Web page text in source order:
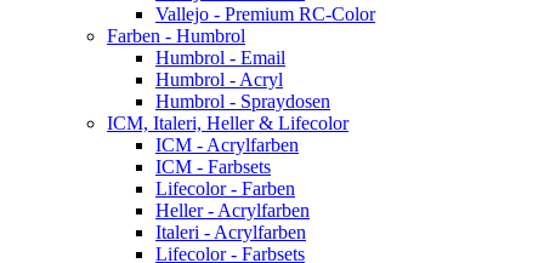
Vallejo - Premium RC-Color
Farben - Humbrol
Humbrol - Email
Humbrol - Acryl
Humbrol - Spraydosen
ICM, Italeri, Heller & Lifecolor
ICM - Acrylfarben
ICM - Farbsets
Lifecolor - Farben
Heller - Acrylfarben
Italeri - Acrylfarben
Lifecolor - Farbsets